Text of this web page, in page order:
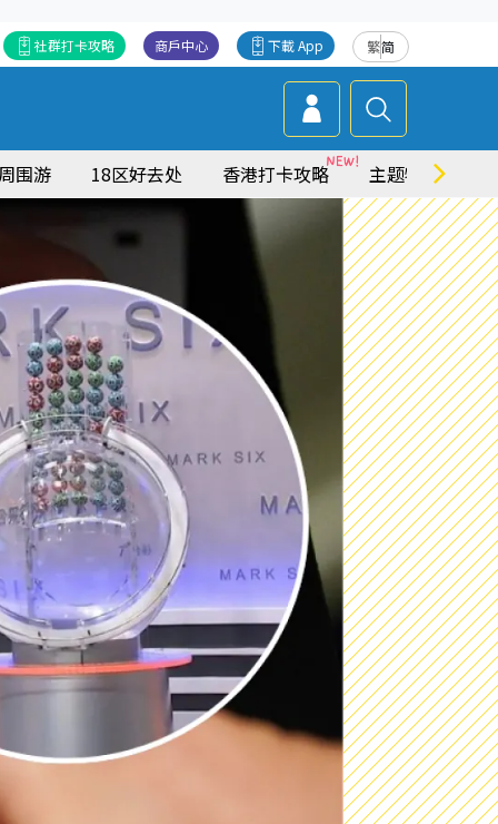
繁简
下載 App
商戶中心
社群打卡攻略
围游 18区好去处 香港打卡攻略 主题特集